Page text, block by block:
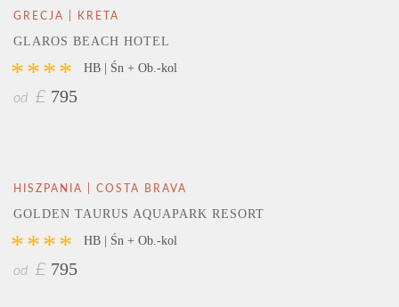
GRECJA | KRETA
GLAROS BEACH HOTEL
**** HB | Śn + Ob.-kol
od £ 795
HISZPANIA | COSTA BRAVA
GOLDEN TAURUS AQUAPARK RESORT
**** HB | Śn + Ob.-kol
od £ 795